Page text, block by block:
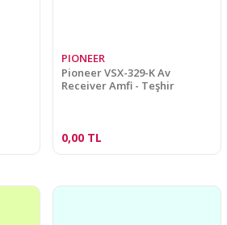
PIONEER
Pioneer VSX-329-K Av
Receiver Amfi - Teşhir
0,00 TL